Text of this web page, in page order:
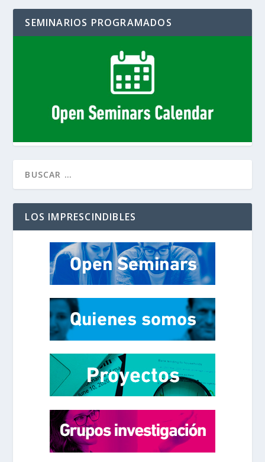
SEMINARIOS PROGRAMADOS
LOS IMPRESCINDIBLES